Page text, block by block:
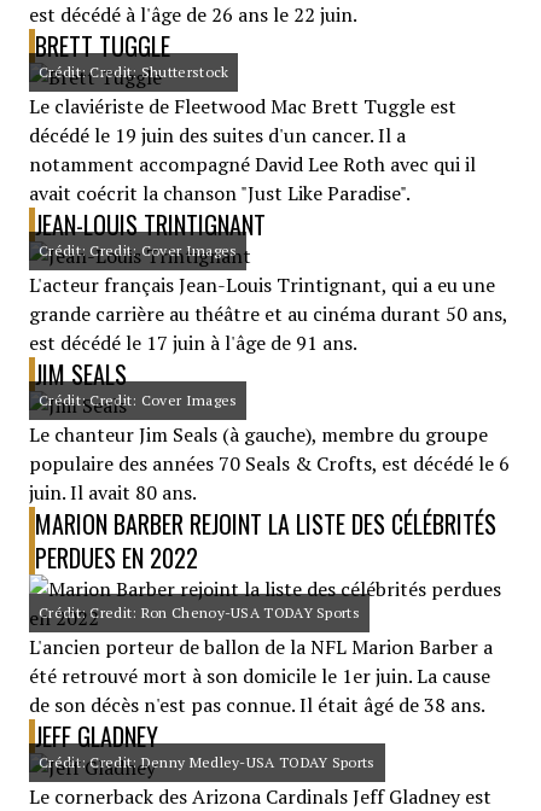
est décédé à l'âge de 26 ans le 22 juin.
BRETT TUGGLE
Crédit: Credit: Shutterstock
Le claviériste de Fleetwood Mac Brett Tuggle est
décédé le 19 juin des suites d'un cancer. Il a
notamment accompagné David Lee Roth avec qui il
avait coécrit la chanson "Just Like Paradise".
JEAN-LOUIS TRINTIGNANT
Crédit: Credit: Cover Images
L'acteur français Jean-Louis Trintignant, qui a eu une
grande carrière au théâtre et au cinéma durant 50 ans,
est décédé le 17 juin à l'âge de 91 ans.
JIM SEALS
Crédit: Credit: Cover Images
Le chanteur Jim Seals (à gauche), membre du groupe
populaire des années 70 Seals & Crofts, est décédé le 6
juin. Il avait 80 ans.
MARION BARBER REJOINT LA LISTE DES CÉLÉBRITÉS
PERDUES EN 2022
Crédit: Credit: Ron Chenoy-USA TODAY Sports
L'ancien porteur de ballon de la NFL Marion Barber a
été retrouvé mort à son domicile le 1er juin. La cause
de son décès n'est pas connue. Il était âgé de 38 ans.
JEFF GLADNEY
Crédit: Credit: Denny Medley-USA TODAY Sports
Le cornerback des Arizona Cardinals Jeff Gladney est